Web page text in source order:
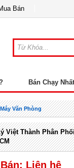
Bán
Bán Chạy Nhất
Máy Văn Phòng
Việt Thành Phân
Liên hệ